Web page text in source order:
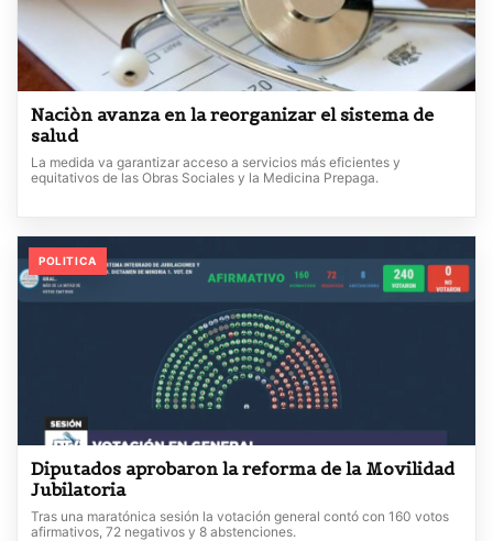
Naciòn avanza en la reorganizar el sistema de
salud
La medida va garantizar acceso a servicios más eficientes y
equitativos de las Obras Sociales y la Medicina Prepaga.
POLITICA
Diputados aprobaron la reforma de la Movilidad
Jubilatoria
Tras una maratónica sesión la votación general contó con 160 votos
afirmativos, 72 negativos y 8 abstenciones.